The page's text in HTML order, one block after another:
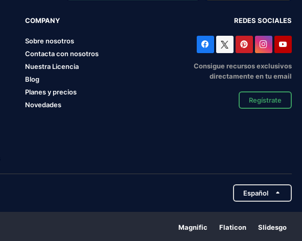
COMPANY
Sobre nosotros
Contacta con nosotros
Nuestra Licencia
Blog
Planes y precios
Novedades
REDES SOCIALES
Consigue recursos exclusivos
directamente en tu email
Regístrate
Español
Magnific Flaticon Slidesgo